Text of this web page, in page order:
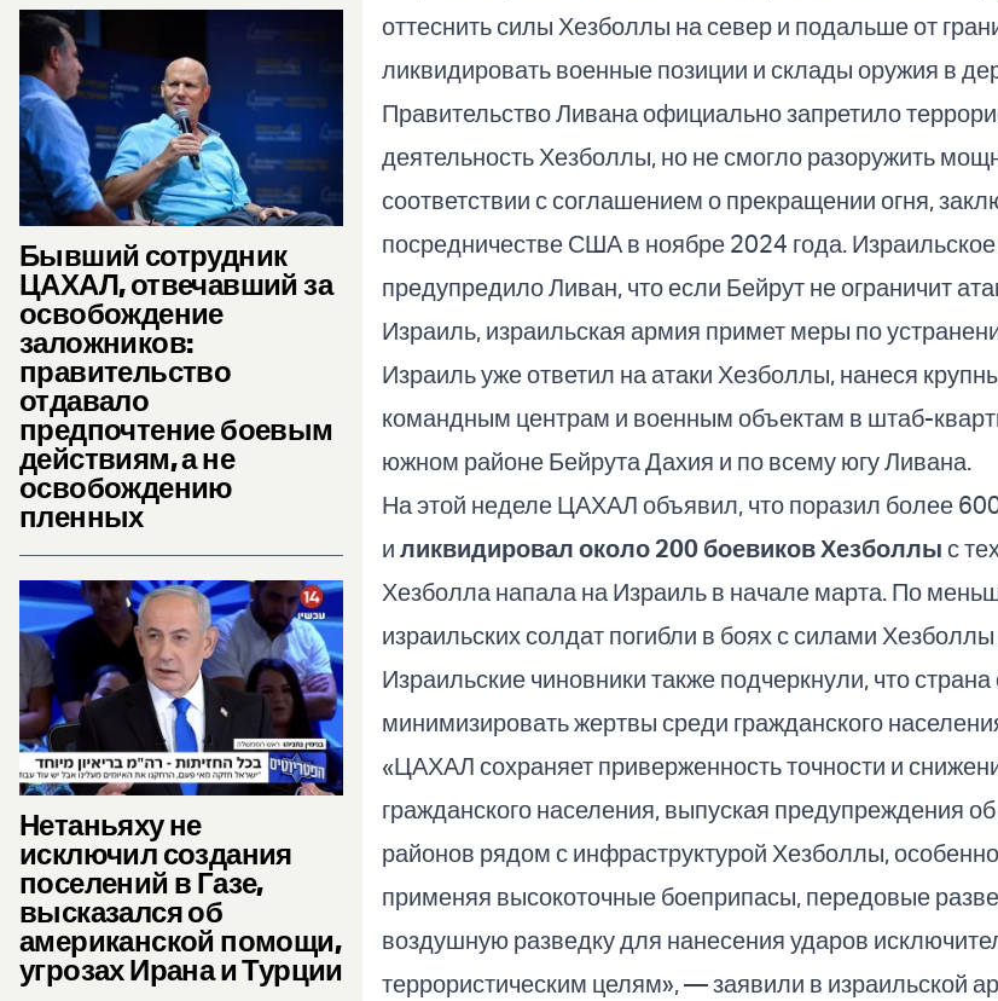
Бывший сотрудник
ЦАХАЛ, отвечавший за
освобождение
заложников:
правительство
отдавало
предпочтение боевым
действиям, а не
освобождению
пленных
Нетаньяху не
исключил создания
поселений в Газе,
высказался об
американской помощи,
угрозах Ирана и Турции
оттеснить силы Хезболлы на север и подальше от
ликвидировать военные позиции и склады оружия в
Правительство Ливана официально запретило
деятельность Хезболлы, но не смогло разоружить
соответствии с соглашением о прекращении огня,
посредничестве США в ноябре 2024 года.
предупредило Ливан, что если Бейрут не ограничит
Израиль, израильская армия примет меры по
Израиль уже ответил на атаки Хезболлы, нанеся
командным центрам и военным объектам в штаб-
южном районе Бейрута Дахия и по всему югу Ливана.
На этой неделе ЦАХАЛ объявил, что поразил более
и ликвидировал около 200 боевиков Хезболлы с
Хезболла напала на Израиль в начале марта. По
израильских солдат погибли в боях с силами
Израильские чиновники также подчеркнули, что
минимизировать жертвы среди гражданского
«ЦАХАЛ сохраняет приверженность точности и
гражданского населения, выпуская предупреждения
районов рядом с инфраструктурой Хезболлы,
применяя высокоточные боеприпасы, передовые
воздушную разведку для нанесения ударов
террористическим целям», — заявили в израильской